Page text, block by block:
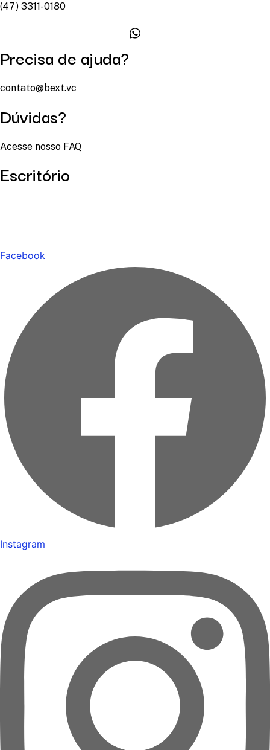
(47) 3311-0180
Precisa de ajuda?
contato@bext.vc
Dúvidas?
Acesse nosso FAQ
Escritório
Facebook
Instagram